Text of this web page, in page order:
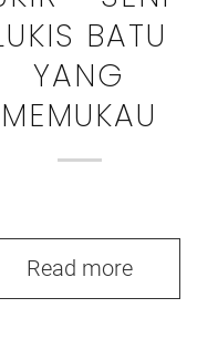
BATU
YANG
MEMUKAU
Read more